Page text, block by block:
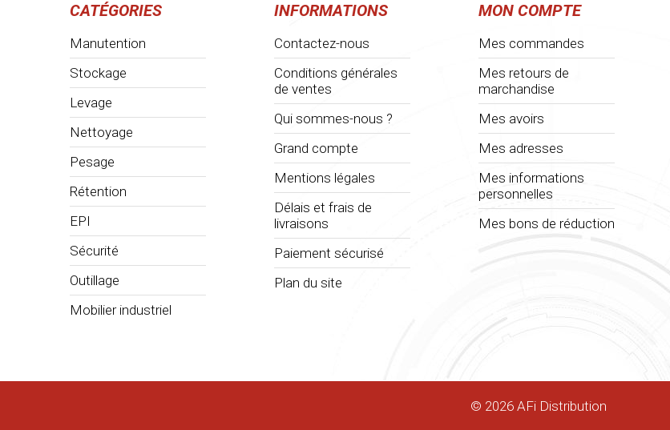
CATÉGORIES
Manutention
Stockage
Levage
Nettoyage
Pesage
Rétention
EPI
Sécurité
Outillage
Mobilier industriel
INFORMATIONS
Contactez-nous
Conditions générales
de ventes
Qui sommes-nous ?
Grand compte
Mentions légales
Délais et frais de
livraisons
Paiement sécurisé
Plan du site
© 2026 AFi Distribution
MON COMPTE
Mes commandes
Mes retours de
marchandise
Mes avoirs
Mes adresses
Mes informations
personnelles
Mes bons de réduction